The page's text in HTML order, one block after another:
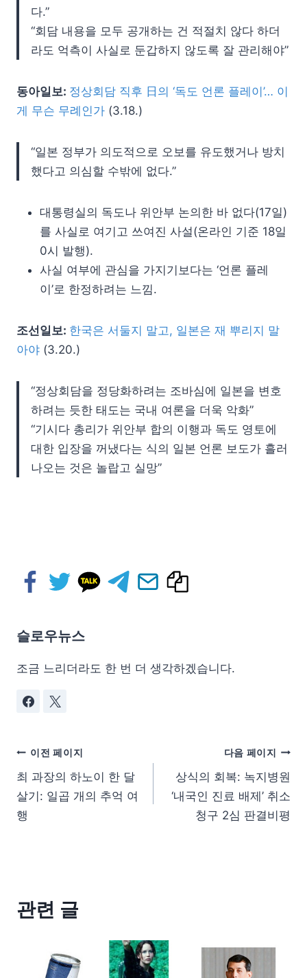
다.”
“회담 내용을 모두 공개하는 건 적절치 않다 하더
라도 억측이 사실로 둔갑하지 않도록 잘 관리해야”
동아일보: 정상회담 직후 日의 ‘독도 언론 플레이’… 이
게 무슨 무례인가 (3.18.)
“일본 정부가 의도적으로 오보를 유도했거나 방치
했다고 의심할 수밖에 없다.”
대통령실의 독도나 위안부 논의한 바 없다(17일)
를 사실로 여기고 쓰여진 사설(온라인 기준 18일
0시 발행).
사실 여부에 관심을 가지기보다는 ‘언론 플레
이’로 한정하려는 느낌.
조선일보: 한국은 서둘지 말고, 일본은 재 뿌리지 말
아야 (3.20.)
“정상회담을 정당화하려는 조바심에 일본을 변호
하려는 듯한 태도는 국내 여론을 더욱 악화”
“기시다 총리가 위안부 합의 이행과 독도 영토에
대한 입장을 꺼냈다는 식의 일본 언론 보도가 흘러
나오는 것은 놀랍고 실망”
슬로우뉴스
조금 느리더라도 한 번 더 생각하겠습니다.
이전 페이지
최 과장의 하노이 한 달
살기: 일곱 개의 추억 여
행
다음 페이지
상식의 회복: 녹지병원
‘내국인 진료 배제’ 취소
청구 2심 판결비평
관련 글